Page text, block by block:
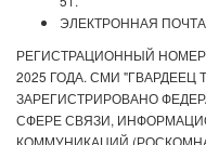
ЭЛЕКТРОННАЯ ПОЧТА
РЕГИСТРАЦИОННЫЙ
2025 ГОДА. СМИ "ГВАРДЕЕЦ
ЗАРЕГИСТРИРОВАНО
СФЕРЕ СВЯЗИ,
КОММУНИКАЦИЙ